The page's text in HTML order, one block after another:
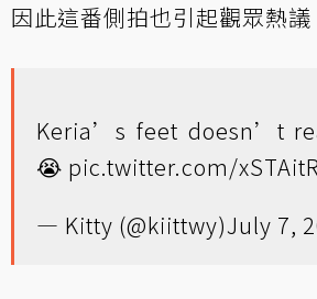
因此這番側拍也引起觀眾熱議
Keria’s feet doesn’t
😭 pic.twitter.com/
— Kitty (@kiittwy)July 7,